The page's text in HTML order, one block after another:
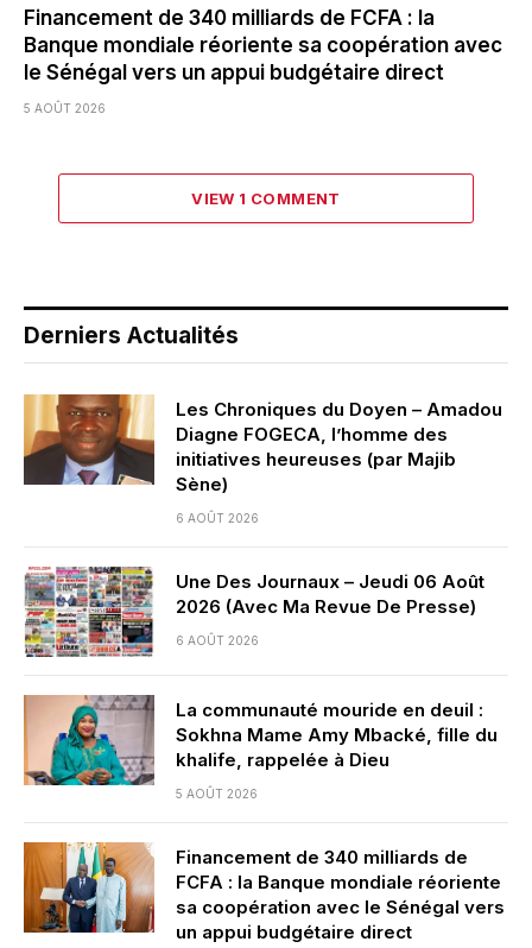
Financement de 340 milliards de FCFA : la
Banque mondiale réoriente sa coopération avec
le Sénégal vers un appui budgétaire direct
5 AOÛT 2026
VIEW 1 COMMENT
Derniers Actualités
Les Chroniques du Doyen – Amadou
Diagne FOGECA, l’homme des
initiatives heureuses (par Majib
Sène)
6 AOÛT 2026
Une Des Journaux – Jeudi 06 Août
2026 (Avec Ma Revue De Presse)
6 AOÛT 2026
La communauté mouride en deuil :
Sokhna Mame Amy Mbacké, fille du
khalife, rappelée à Dieu
5 AOÛT 2026
Financement de 340 milliards de
FCFA : la Banque mondiale réoriente
sa coopération avec le Sénégal vers
un appui budgétaire direct